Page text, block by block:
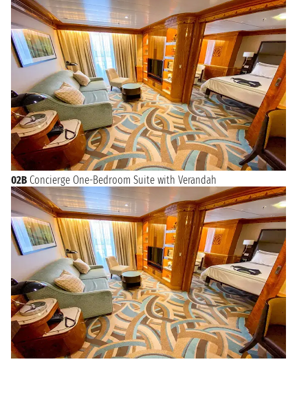
02B Concierge One-Bedroom Suite with Verandah